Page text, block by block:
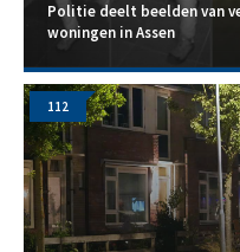
Politie deelt beelden van
woningen in Assen
112